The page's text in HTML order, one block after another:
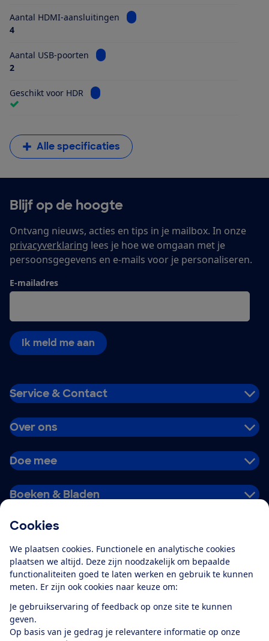
Cookies
We plaatsen cookies. Functionele en analytische cookies
plaatsen we altijd. Deze zijn noodzakelijk om bepaalde
functionaliteiten goed te laten werken en gebruik te kunnen
meten. Er zijn ook cookies naar keuze om:
Je gebruikservaring of feedback op onze site te kunnen
geven.
Op basis van je gedrag je relevantere informatie op onze
Aantal HDMI-aansluitingen
Bekijk informatie voor Aantal
4
Aantal USB-poorten
Bekijk informatie voor Aantal USB-poorten
2
Geschikt voor HDR Bekijk informatie voor Geschikt voor HDR
Alle specificaties
Blijf op de hoogte
Ontvang nieuws, acties en tips in je mailbox. In onze
privacyverklaring lees je hoe we omgaan met je
persoonsgegevens en e-mails voor je personaliseren.
E-mailadres
Ik meld me aan
Service & Contact
Over ons
Doe mee
Boeken & Bladen
Alles over de
app